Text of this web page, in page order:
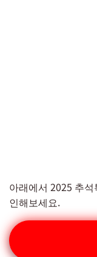
아래에서 2025 추
인해보세요.